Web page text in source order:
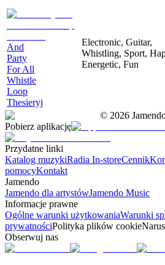
And
Party
For All
Whistle
Loop
Thesieryj
Electronic, Guitar,
Whistling, Sport,
Energetic, Fun
© 2026
Pobierz aplikację
Przydatne linki
Katalog muzykiRadia In-storeCennik
pomocyKontakt
Jamendo
Jamendo dla artystówJamendo Music
Informacje prawne
Ogólne warunki użytkowaniaWarunki
prywatnościPolityka plików cookie
Obserwuj nas